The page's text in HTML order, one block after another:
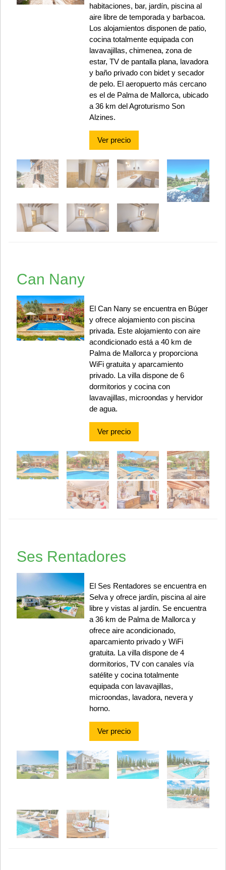
habitaciones, bar, jardín, piscina al
aire libre de temporada y barbacoa.
Los alojamientos disponen de patio,
cocina totalmente equipada con
lavavajillas, chimenea, zona de
estar, TV de pantalla plana, lavadora
y baño privado con bidet y secador
de pelo. El aeropuerto más cercano
es el de Palma de Mallorca, ubicado
a 36 km del Agroturismo Son
Alzines.
Ver precio
Can Nany
El Can Nany se encuentra en Búger
y ofrece alojamiento con piscina
privada. Este alojamiento con aire
acondicionado está a 40 km de
Palma de Mallorca y proporciona
WiFi gratuita y aparcamiento
privado. La villa dispone de 6
dormitorios y cocina con
lavavajillas, microondas y hervidor
de agua.
Ver precio
Ses Rentadores
El Ses Rentadores se encuentra en
Selva y ofrece jardín, piscina al aire
libre y vistas al jardín. Se encuentra
a 36 km de Palma de Mallorca y
ofrece aire acondicionado,
aparcamiento privado y WiFi
gratuita. La villa dispone de 4
dormitorios, TV con canales vía
satélite y cocina totalmente
equipada con lavavajillas,
microondas, lavadora, nevera y
horno.
Ver precio